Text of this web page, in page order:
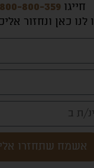
חייגו1800-800-359
כאן ונחזור
אשמח שתחזרו אלי:)